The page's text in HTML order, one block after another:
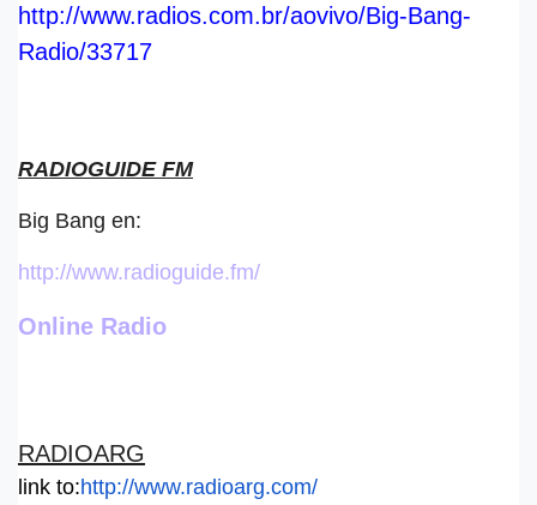
http://www.radios.com.br/aovivo/Big-Bang-
Radio/33717
RADIOGUIDE FM
Big Bang en:
http://www.radioguide.fm/
Online Radio
RADIOARG
link to:http://www.radioarg.com/